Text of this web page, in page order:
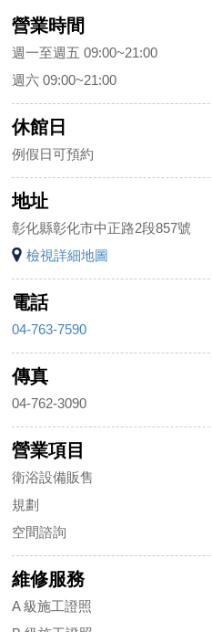
營業時間
週一至週五 09:00~21:00
週六 09:00~21:00
休館日
例假日可預約
地址
彰化縣彰化市中正路2段857號
檢視詳細地圖
電話
04-763-7590
傳真
04-762-3090
營業項目
衛浴設備販售
規劃
空間諮詢
維修服務
A 級施工證照